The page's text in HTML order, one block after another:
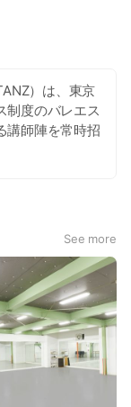
）は、東京
制度のバレエス
講師陣を常時招
世界標準のス
See more